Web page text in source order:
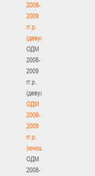
2008-
2009
гг.р.
(девушки)
ОДМ
2008-
2009
гг.р.
(девушки)
ОДМ
2008-
2009
гг.р.
(юноши)
ОДМ
2008-